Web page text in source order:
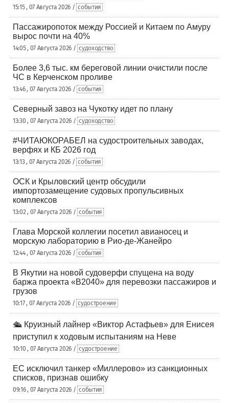
15:15 , 07 Августа 2026 / события
Пассажиропоток между Россией и Китаем по Амуру
вырос почти на 40%
14:05 , 07 Августа 2026 / судоходство
Более 3,6 тыс. км береговой линии очистили после
ЧС в Керченском проливе
13:46 , 07 Августа 2026 / события
Северный завоз на Чукотку идет по плану
13:30 , 07 Августа 2026 / судоходство
#ЧИТАЮКОРАБЕЛ на судостроительных заводах,
верфях и КБ 2026 год
13:13 , 07 Августа 2026 / события
ОСК и Крыловский центр обсудили
импортозамещение судовых пропульсивных
комплексов
13:02 , 07 Августа 2026 / события
Глава Морской коллегии посетил авианосец и
морскую лабораторию в Рио-де-Жанейро
12:44 , 07 Августа 2026 / события
В Якутии на новой судоверфи спущена на воду
баржа проекта «В2040» для перевозки пассажиров и
грузов
10:17 , 07 Августа 2026 / судостроение
🛳️ Круизный лайнер «Виктор Астафьев» для Енисея
приступил к ходовым испытаниям на Неве
10:10 , 07 Августа 2026 / судостроение
ЕС исключил танкер «Миллерово» из санкционных
списков, признав ошибку
09:16 , 07 Августа 2026 / события